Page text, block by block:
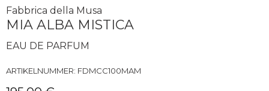
Fabbrica della Musa
MIA ALBA MISTICA
EAU DE PARFUM
ARTIKELNUMMER: FDMCC100MAM